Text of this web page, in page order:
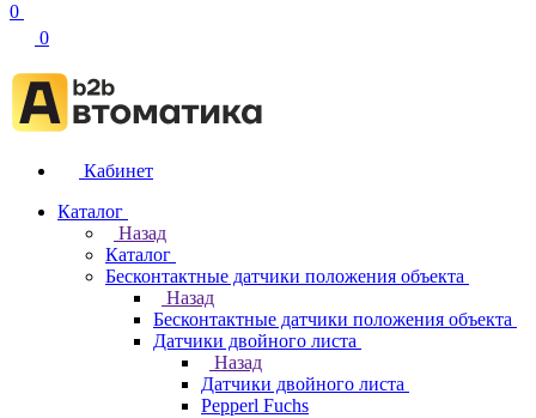
0
0
Кабинет
Каталог
Назад
Каталог
Бесконтактные датчики положения объекта
Назад
Бесконтактные датчики положения объекта
Датчики двойного листа
Назад
Датчики двойного листа
Pepperl Fuchs